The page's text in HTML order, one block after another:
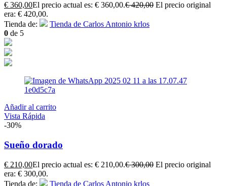
€ 360,00El precio actual es: € 360,00.€420,00 El precio original
era: € 420,00.
Tienda de:
Tienda de Carlos Antonio krlos
0 de 5
Añadir al carrito
Vista Rápida
-30%
Sueño dorado
€ 210,00El precio actual es: € 210,00.€300,00 El precio original
era: € 300,00.
Tienda de:
Tienda de Carlos Antonio krlos